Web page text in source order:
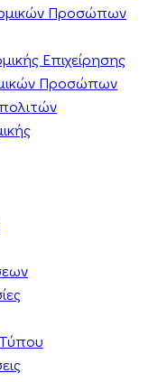
Προσώπων
Επιχείρησης
Προσώπων